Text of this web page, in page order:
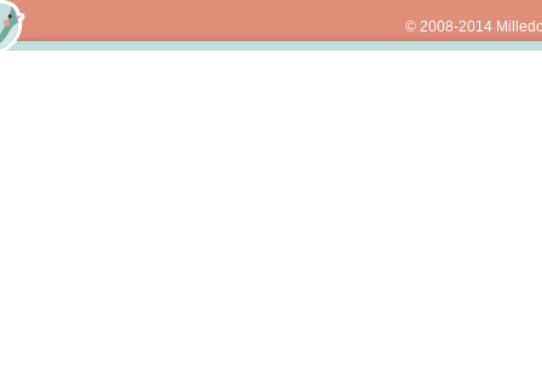
© 2008-2014